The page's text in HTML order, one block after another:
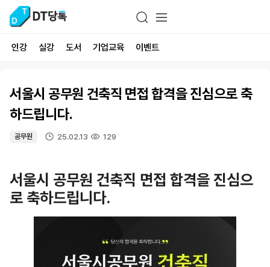
인강 실강 도서 기업교육 이벤트
서울시 공무원 건축직 면접 합격을 진심으로 축
하드립니다.
공무원 25.02.13 129
서울시 공무원 건축직 면접 합격을 진심으
로 축하드립니다.